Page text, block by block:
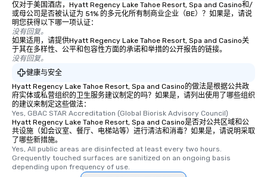
仅对于美国酒店，Hyatt Regency Lake Tahoe Resort, Spa and Casino和/
或母公司是否被认证为 51% 的多元化所有制商业企业（BE）？如果是，请说
明您获得以下哪一项认证：
没有回复。
如果适用，请提供Hyatt Regency Lake Tahoe Resort, Spa and Casino关
于其在多样性、公平和包容性方面的承诺和举措的公开报告的链接。
没有回复。
健康与安全
Hyatt Regency Lake Tahoe Resort, Spa and Casino的做法是根据公共政
府实体或私营组织的卫生服务建议制定的吗？如果是，请列出使用了哪些组织
的建议来制定这些做法：
Yes, GBAC STAR Accreditation (Global Biorisk Advisory Council)
Hyatt Regency Lake Tahoe Resort, Spa and Casino是否对公共区域和公
共设施（如会议室、餐厅、电梯站等）进行清洁和消毒？如果是，请说明采取
了哪些新措施。
Yes, All public areas are disinfected at least every two hours.
Grequently touched surfaces are sanitized on an ongoing basis
depending upon frequency of use.